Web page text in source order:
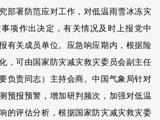
部署防范应对工作，对低温雨雪冰冻灾
项作出决定，有关情况及时上报党中
有关成员单位。应急响应期内，根据险
，可由国家防灾减灾救灾委员会副主任
负责同志）主持会商。中国气象局针对
预报预警，增加研判频次，加强对低温
的评估分析，根据国家防灾减灾救灾委